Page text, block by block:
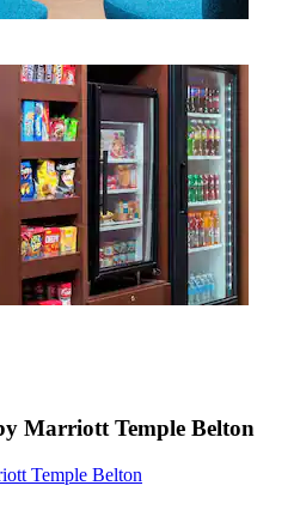
Marriott Temple Belton
Temple Belton